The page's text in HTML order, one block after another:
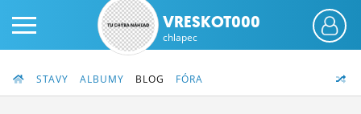
VRESKOT000
chlapec
STAVY ALBUMY BLOG FÓRA